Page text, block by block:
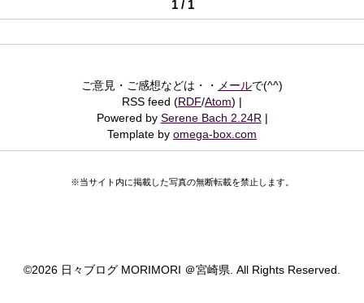
1 / 1
ご意見・ご感想などは・・ メールで(^^)
RSS feed (RDF/Atom)
Powered by Serene Bach 2.24R
Template by omega-box.com
※当サイト内に掲載した写真の無断転載を禁止します。
©2026 日々ブログ MORIMORI ＠宮崎県. All Rights Reserved.